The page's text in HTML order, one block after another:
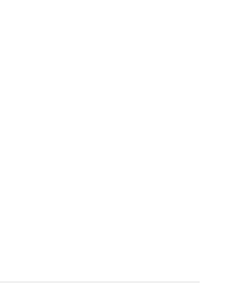
of needs.